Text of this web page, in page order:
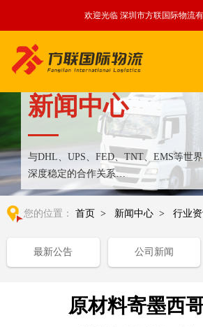
欢迎光临 深圳市方联国际物流
新闻中心
与DHL、UPS、FED、TNT、EMS等世
深度稳定的合作关系
整合全球优质物流运输资源,满足国内外
您的位置： 首页 > 新闻中心 > 行业
最新公告 公司新闻
原材料寄墨西